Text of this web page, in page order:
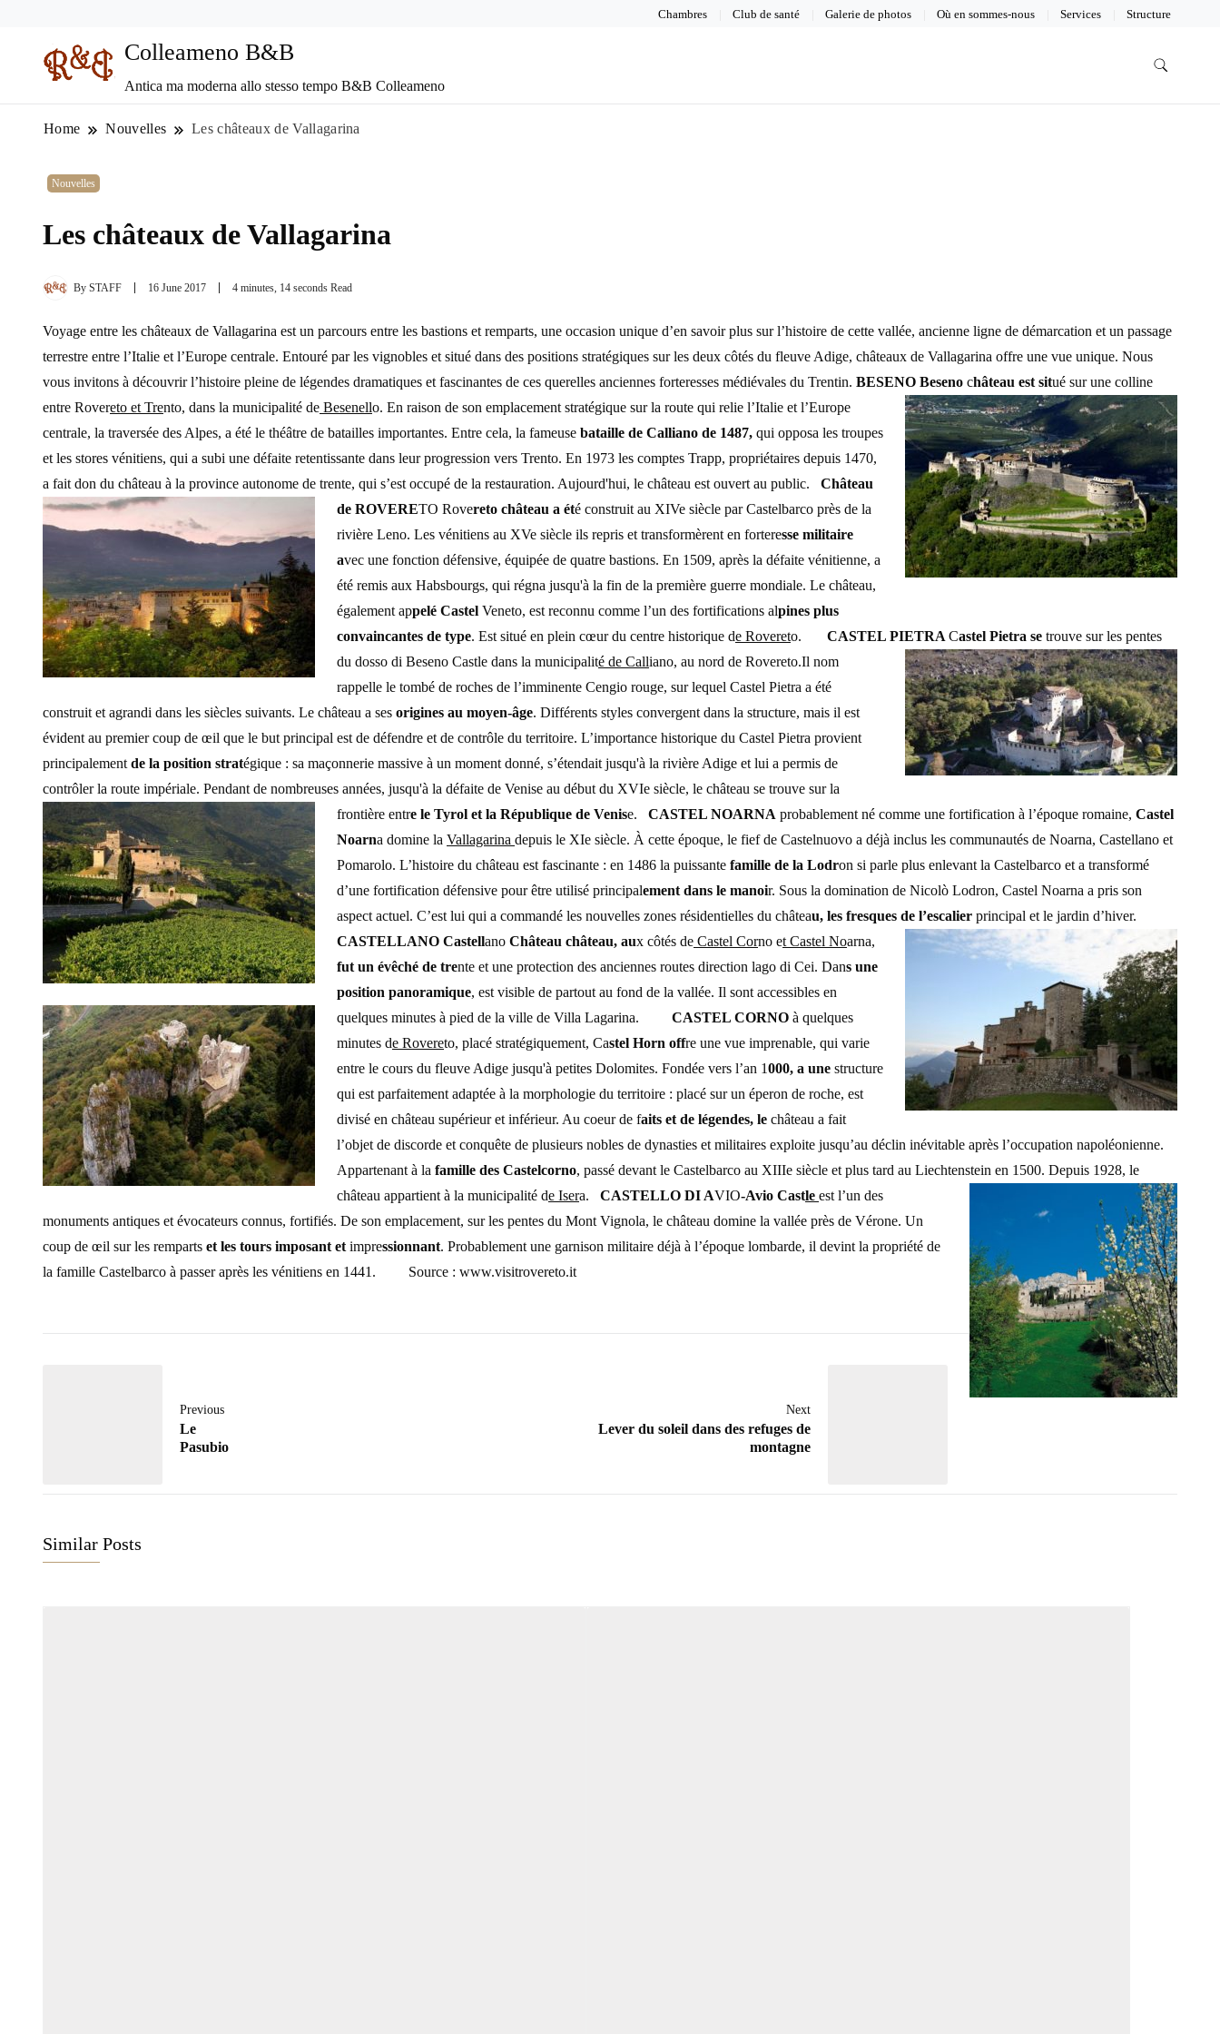
Chambres Club de santé Galerie de photos Où en sommes-nous Services Structure
Colleameno B&B
Antica ma moderna allo stesso tempo B&B Colleameno
Home Nouvelles Les châteaux de Vallagarina
Nouvelles
Les châteaux de Vallagarina
By STAFF 16 June 2017 4 minutes, 14 seconds Read
Voyage entre les châteaux de Vallagarina est un parcours entre les bastions et remparts, une occasion unique d’en savoir plus sur l’histoire de cette vallée, ancienne ligne de démarcation et un passage
terrestre entre l’Italie et l’Europe centrale. Entouré par les vignobles et situé dans des positions stratégiques sur les deux côtés du fleuve Adige, châteaux de Vallagarina offre une vue unique. Nous
vous invitons à découvrir l’histoire pleine de légendes dramatiques et fascinantes de ces querelles anciennes forteresses médiévales du Trentin. BESENO Beseno château est situé sur une colline
entre Rovereto et Trento, dans la municipalité de Besenello. En raison de son emplacement stratégique sur la route qui relie l’Italie et l’Europe
centrale, la traversée des Alpes, a été le théâtre de batailles importantes. Entre cela, la fameuse bataille de Calliano de 1487, qui opposa les troupes
et les stores vénitiens, qui a subi une défaite retentissante dans leur progression vers Trento. En 1973 les comptes Trapp, propriétaires depuis 1470,
a fait don du château à la province autonome de trente, qui s’est occupé de la restauration. Aujourd'hui, le château est ouvert au public. Château
de ROVERETO Rovereto château a été construit au XIVe siècle par Castelbarco près de la
rivière Leno. Les vénitiens au XVe siècle ils repris et transformèrent en forteresse militaire
avec une fonction défensive, équipée de quatre bastions. En 1509, après la défaite vénitienne, a
été remis aux Habsbourgs, qui régna jusqu'à la fin de la première guerre mondiale. Le château,
également appelé Castel Veneto, est reconnu comme l’un des fortifications alpines plus
convaincantes de type. Est situé en plein cœur du centre historique de Rovereto. CASTEL PIETRA Castel Pietra se trouve sur les pentes
du dosso di Beseno Castle dans la municipalité de Calliano, au nord de Rovereto.Il nom
rappelle le tombé de roches de l’imminente Cengio rouge, sur lequel Castel Pietra a été
construit et agrandi dans les siècles suivants. Le château a ses origines au moyen-âge. Différents styles convergent dans la structure, mais il est
évident au premier coup de œil que le but principal est de défendre et de contrôle du territoire. L’importance historique du Castel Pietra provient
principalement de la position stratégique : sa maçonnerie massive à un moment donné, s’étendait jusqu'à la rivière Adige et lui a permis de
contrôler la route impériale. Pendant de nombreuses années, jusqu'à la défaite de Venise au début du XVIe siècle, le château se trouve sur la
frontière entre le Tyrol et la République de Venise. CASTEL NOARNA probablement né comme une fortification à l’époque romaine, Castel
Noarna domine la Vallagarina depuis le XIe siècle. À cette époque, le fief de Castelnuovo a déjà inclus les communautés de Noarna, Castellano et
Pomarolo. L’histoire du château est fascinante : en 1486 la puissante famille de la Lodron si parle plus enlevant la Castelbarco et a transformé
d’une fortification défensive pour être utilisé principalement dans le manoir. Sous la domination de Nicolò Lodron, Castel Noarna a pris son
aspect actuel. C’est lui qui a commandé les nouvelles zones résidentielles du château, les fresques de l’escalier principal et le jardin d’hiver.
CASTELLANO Castellano Château château, aux côtés de Castel Corno et Castel Noarna,
fut un évêché de trente et une protection des anciennes routes direction lago di Cei. Dans une
position panoramique, est visible de partout au fond de la vallée. Il sont accessibles en
quelques minutes à pied de la ville de Villa Lagarina. CASTEL CORNO à quelques
minutes de Rovereto, placé stratégiquement, Castel Horn offre une vue imprenable, qui varie
entre le cours du fleuve Adige jusqu'à petites Dolomites. Fondée vers l’an 1000, a une structure
qui est parfaitement adaptée à la morphologie du territoire : placé sur un éperon de roche, est
divisé en château supérieur et inférieur. Au coeur de faits et de légendes, le château a fait
l’objet de discorde et conquête de plusieurs nobles de dynasties et militaires exploite jusqu’au déclin inévitable après l’occupation napoléonienne.
Appartenant à la famille des Castelcorno, passé devant le Castelbarco au XIIIe siècle et plus tard au Liechtenstein en 1500. Depuis 1928, le
château appartient à la municipalité de Isera. CASTELLO DI AVIO-Avio Castle est l’un des
monuments antiques et évocateurs connus, fortifiés. De son emplacement, sur les pentes du Mont Vignola, le château domine la vallée près de Vérone. Un
coup de œil sur les remparts et les tours imposant et impressionnant. Probablement une garnison militaire déjà à l’époque lombarde, il devint la propriété de
la famille Castelbarco à passer après les vénitiens en 1441. Source : www.visitrovereto.it
Previous
Le
Pasubio
Next
Lever du soleil dans des refuges de
montagne
Similar Posts